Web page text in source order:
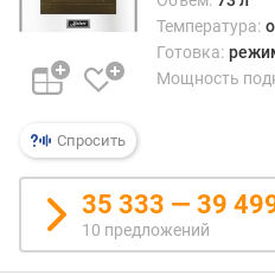
к
л
-
о
р
ж
Спросить
Температура:
Готовка:
Мощность
35 333 — 39
10 предложений